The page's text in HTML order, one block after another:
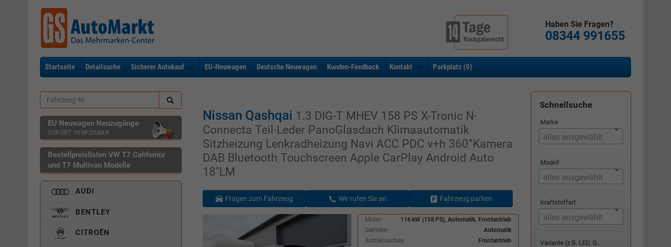
Haben Sie Fragen?
08344 991655
Startseite Detailsuche Sicherer Autokauf EU-Neuwagen Deutsche Neuwagen Kunden-Feedback Kontakt Parkplatz (0)
Nissan Qashqai 1.3 DIG-T MHEV 158 PS X-Tronic N-
Connecta Teil-Leder PanoGlasdach Klimaautomatik
Sitzheizung Lenkradheizung Navi ACC PDC v+h 360°Kamera
DAB Bluetooth Touchscreen Apple CarPlay Android Auto
18"LM
Fragen zum Fahrzeug Wir rufen Sie an Fahrzeug parken
Motor
116 kW (158 PS), Automatik, Frontantrieb
Getriebe
Automatik
Antriebsachse
Frontantrieb
EU Neuwagen Neuzugänge
SOFORT VERFÜGBAR
Bestellpreislisten VW T7 California
und T7 Multivan Modelle
AUDI
BENTLEY
CITROËN
Schnellsuche
Marke
alles ausgewählt
Modell
alles ausgewählt
Kraftstoffart
alles ausgewählt
Variante (z.B. LED, GTI, Facelift...)